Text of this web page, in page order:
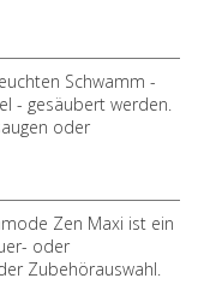
Schwamm -
- gesäubert werden.
oder
Zen Maxi ist ein
oder
Zubehörauswahl.